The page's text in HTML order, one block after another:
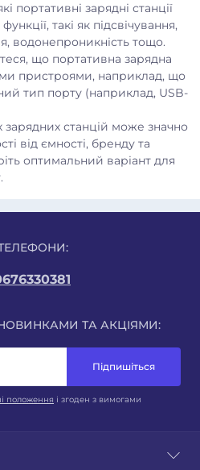
портативні зарядні станції
такі як підсвічування,
водонепроникність тощо.
що портативна зарядна
пристроями, наприклад, що
тип порту (наприклад, USB-
зарядних станцій може значно
від ємності, бренду та
оптимальний варіант для
ТА АКЦІЯМИ:
Підпишіться
положення і згоден з вимогами